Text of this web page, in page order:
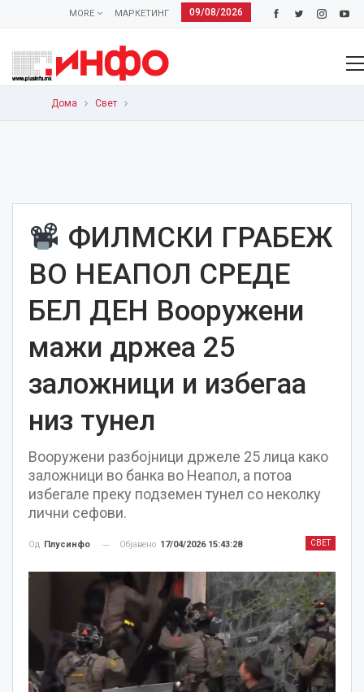
09/08/2026
МАРКЕТИНГ
MORE
Дома Свет
ФИЛМСКИ ГРАБЕЖ
ВО НЕАПОЛ СРЕДЕ
БЕЛ ДЕН Вооружени
мажи држеа 25
заложници и избегаа
низ тунел
Вооружени разбојници држеле 25 лица како
заложници во банка во Неапол, а потоа
избегале преку подземен тунел со неколку
лични сефови.
СВЕТ
Од Плусинфо Објавено 17/04/2026 15:43:28